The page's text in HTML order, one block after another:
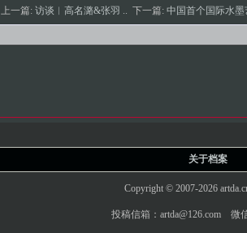
上一篇:访谈︱高名潞&张羽 .. 下一篇:中国首个国际水
关于档案
Copyright © 2007-2026
投稿信箱：artda@126.com 微